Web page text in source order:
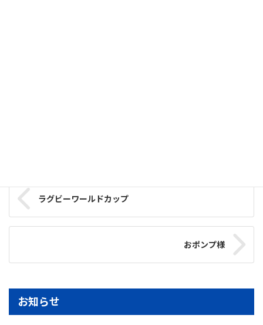
ラグビーワールドカップ
おポンプ様
お知らせ